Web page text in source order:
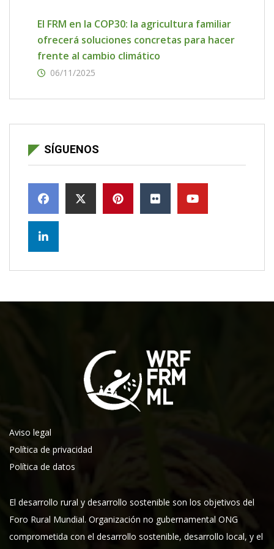
El FRM en la COP30: la agricultura familiar
ofrecerá soluciones concretas para hacer
frente al cambio climático
06/11/2025
SÍGUENOS
Aviso legal
Política de privacidad
Política de datos
El desarrollo rural y desarrollo sostenible son los objetivos del
Foro Rural Mundial. Organización no gubernamental ONG
comprometida con el desarrollo sostenible, desarrollo local, y el